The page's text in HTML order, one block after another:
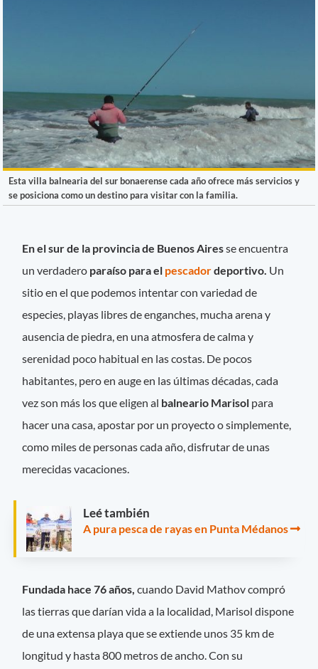
Esta villa balnearia del sur bonaerense cada año ofrece más servicios y
se posiciona como un destino para visitar con la familia.
En el sur de la provincia de Buenos Airesse encuentra
un verdadero paraíso para el pescadordeportivo. Un
sitio en el que podemos intentar con variedad de
especies, playas libres de enganches, mucha arena y
ausencia de piedra, en una atmosfera de calma y
serenidad poco habitual en las costas. De pocos
habitantes, pero en auge en las últimas décadas, cada
vez son más los que eligen al balneario Marisol para
hacer una casa, apostar por un proyecto o simplemente,
como miles de personas cada año, disfrutar de unas
merecidas vacaciones.
Leé también
A pura pesca de rayas en Punta Médanos
Fundada hace 76 años, cuando David Mathov compró
las tierras que darían vida a la localidad, Marisol dispone
de una extensa playa que se extiende unos 35 km de
longitud y hasta 800 metros de ancho. Con su